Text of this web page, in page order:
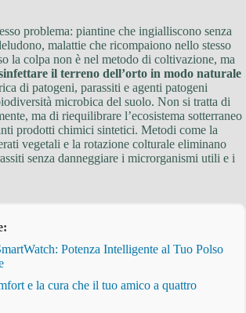
problema: piantine che ingialliscono senza
malattie che ricompaiono nello stesso
la colpa non è nel metodo di coltivazione, ma
il terreno dell’orto in modo naturale
di patogeni, parassiti e agenti patogeni
microbica del suolo. Non si tratta di
ma di riequilibrare l’ecosistema sotterraneo
prodotti chimici sintetici. Metodi come la
vegetali e la rotazione colturale eliminano
senza danneggiare i microrganismi utili e i
Potenza Intelligente al Tuo Polso
e la cura che il tuo amico a quattro